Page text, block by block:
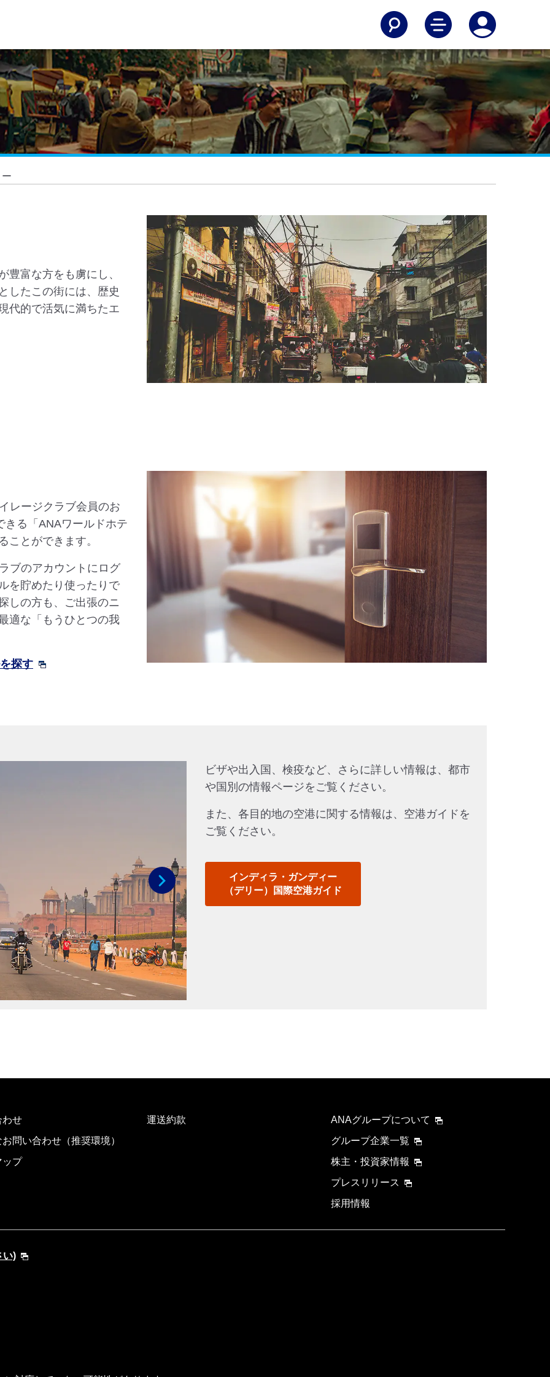
豊富な方をも虜にし、
したこの街には、歴史
代的で活気に満ちたエ
レージクラブ会員のお
きる「ANAワールドホテ
ことができます。
ブのアカウントにログ
を貯めたり使ったりで
しの方も、ご出張のニ
適な「もうひとつの我
探す
次へ
ビザや出入国、検疫など、さらに詳しい情報は、都市
や国別の情報ページをご覧ください。
また、各目的地の空港に関する情報は、空港ガイドを
ご覧ください。
インディラ・ガンディー
（デリー）国際空港ガイド
わせ
問い合わせ（推奨環境）
ップ
運送約款
ANAグループについて
グループ企業一覧
株主・投資家情報
プレスリリース
採用情報
い)